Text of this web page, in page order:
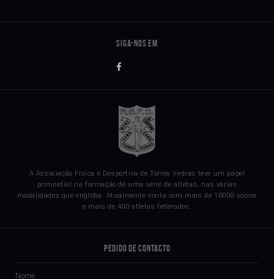
A Associação Física e Desportiva de Torres Vedras teve um papel
primordial na formação de uma série de atletas, nas várias
modalidades que engloba. Atualmente conta com mais de 10000 sócios
e mais de 400 atletas federados.
Pedido de Contacto